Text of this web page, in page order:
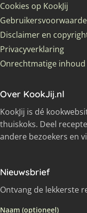
Cookies op KookJij
Disclaimer en
Privacyverklaring
Onrechtmatige
Over KookJij.nl
KookJij is dé
thuiskoks. Deel
andere bezoekers en
Nieuwsbrief
Ontvang de lekkerste
Naam (optioneel)